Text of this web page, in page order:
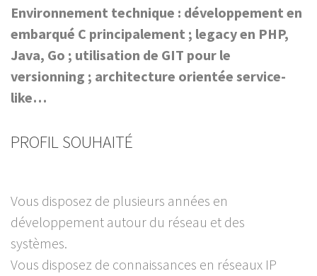
Environnement technique : développement en
embarqué C principalement ; legacy en PHP,
Java, Go ; utilisation de GIT pour le
versionning ; architecture orientée service-
like…
PROFIL SOUHAITÉ
Vous disposez de plusieurs années en
développement autour du réseau et des
systèmes.
Vous disposez de connaissances en réseaux IP